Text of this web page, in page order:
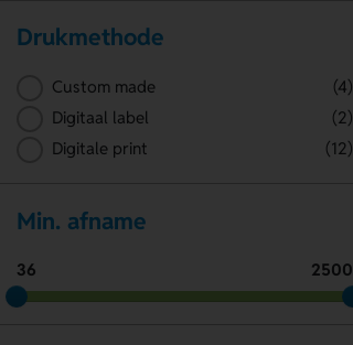
Drukmethode
Custom made
(4)
Digitaal label
(2)
Digitale print
(12)
Min. afname
36 2500